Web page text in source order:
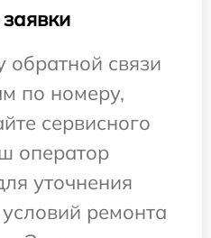
связи
по номеру,
сервисного
оператор
уточнения
ремонта